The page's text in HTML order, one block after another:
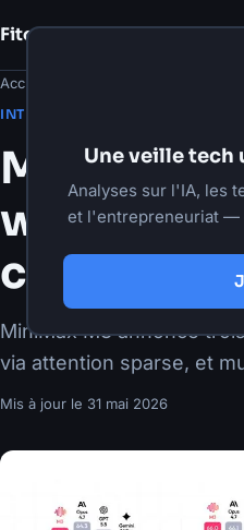
Fito DamourNotes
Accueil
INTELLIGENCE ARTIFICIELLE
MiniMax
weights
contexte
MiniMax M3 annonce
via attention sparse, et
Mis à jour le 31 mai 2026
Une veille tech
Analyses sur l'IA, les
et l'entrepreneuriat —